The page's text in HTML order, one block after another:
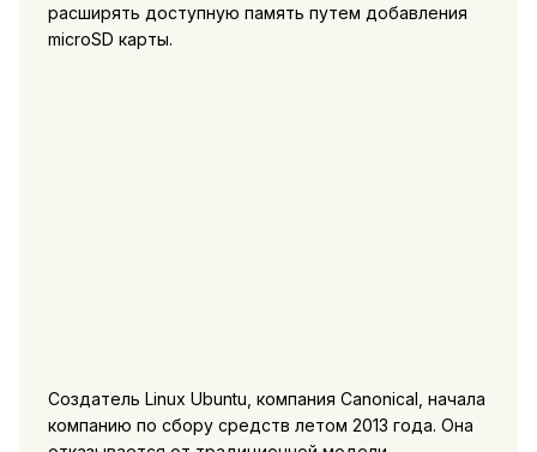
расширять доступную память путем добавления
microSD карты.
Создатель Linux Ubuntu, компания Canonical, начала
компанию по сбору средств летом 2013 года. Она